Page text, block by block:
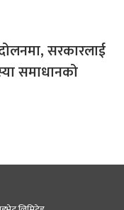
सरकारलाई
समाधानको